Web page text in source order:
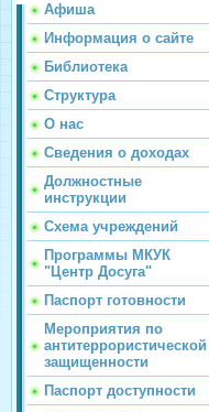
Афиша
Информация о сайте
Библиотека
Структура
О нас
Сведения о доходах
Должностные
инструкции
Схема учреждений
Программы МКУК
"Центр Досуга"
Паспорт готовности
Мероприятия по
антитеррористической
защищенности
Паспорт доступности